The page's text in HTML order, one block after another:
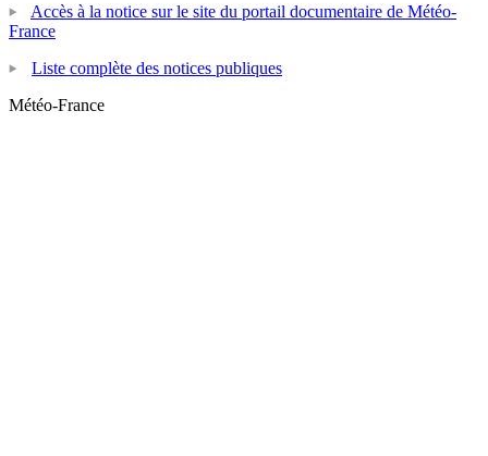
Accès à la notice sur le site du portail documentaire de Météo-
France
Liste complète des notices publiques
Météo-France